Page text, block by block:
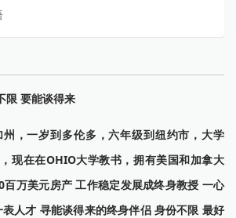
限 要能谈得来
，一岁到多伦多，六年级到纽约市，大学
现在在OHIO大学教书，拥有美国和加拿大
百万美元房产 工作稳定发展成终身教授 一心
人才 寻能谈得来的终身伴侣 身份不限 最好